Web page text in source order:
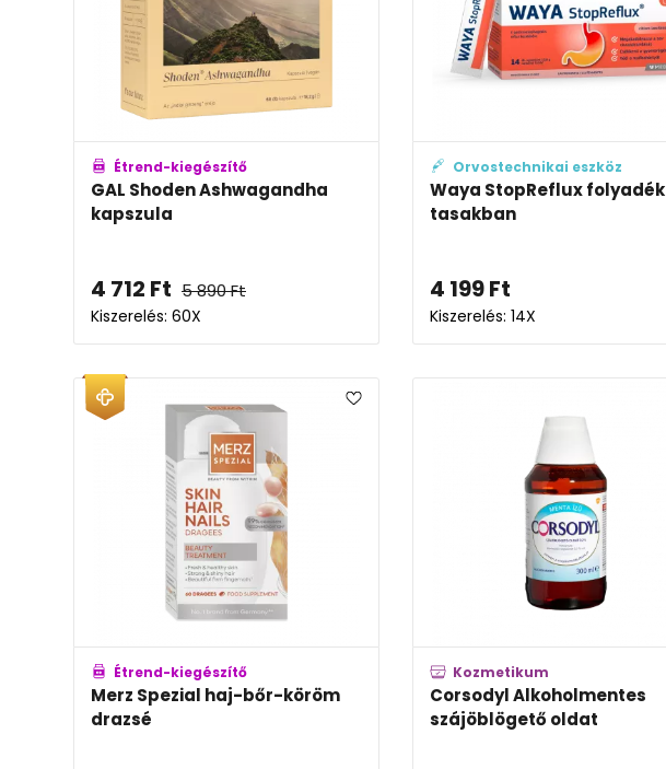
Étrend-kiegészítő
GAL Shoden Ashwagandha
kapszula
4 712 Ft 5 890Ft
Kiszerelés: 60X
Orvostechnikai eszköz
Waya StopReflux folyadék
tasakban
4 199Ft
Kiszerelés: 14X
Étrend-kiegészítő
Merz Spezial haj-bőr-köröm
drazsé
Kozmetikum
Corsodyl Alkoholmentes
szájöblögető oldat